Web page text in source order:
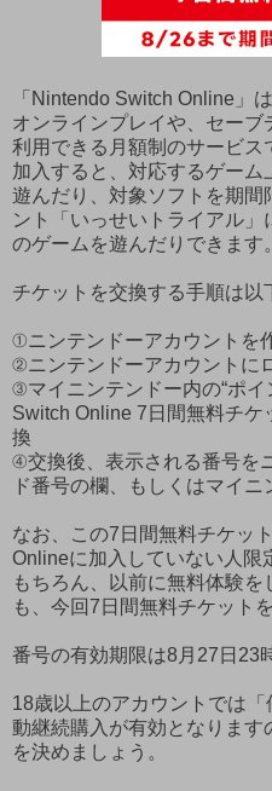
「Nintendo Switch Online」
オンラインプレイや、セー
利用できる月額制のサービス
加入すると、対応するゲー
遊んだり、対象ソフトを期
ント「いっせいトライアル
のゲームを遊んだりできます。
チケットを交換する手順は以
①ニンテンドーアカウントを
②ニンテンドーアカウントに
③マイニンテンドー内の“ポイ
Switch Online 7日間無料チケ
換
④交換後、表示される番号を
ド番号の欄、もしくはマイ
なお、この7日間無料チケッ
Onlineに加入していない人限
もちろん、以前に無料体験
も、今回7日間無料チケット
番号の有効期限は8月27日23
18歳以上のアカウントでは
動継続購入が有効となりま
を決めましょう。